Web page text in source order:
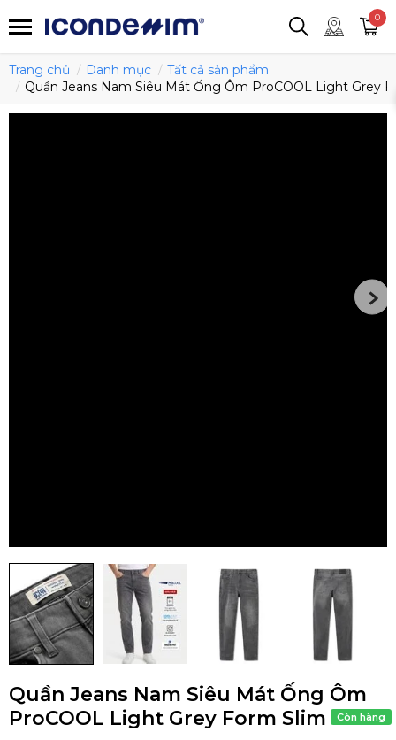
0
Trang chủ Danh mục
Tất cả sản phẩm
Quần Jeans Nam Siêu Mát Ống Ôm ProCOOL Light Grey
Quần Jeans Nam Siêu Mát Ống Ôm
ProCOOL Light Grey Form Slim